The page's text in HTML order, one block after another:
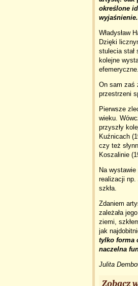
określone
wyjaśnienie.
Władysław
Dzięki
stulecia stał
kolejne
efemeryczne.
On sam zaś
przestrzeni
Pierwsze
wieku.
przyszły
Kuźnicach
czy też
Koszalinie
Na
realizacji np.
szkła.
Zdaniem
zależała
ziemi,
jak
tylko forma
naczelna
Julita
Zobacz